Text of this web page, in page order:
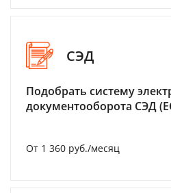
СЭД
Подобрать систему
документооборота СЭД
От 1 360 руб./месяц